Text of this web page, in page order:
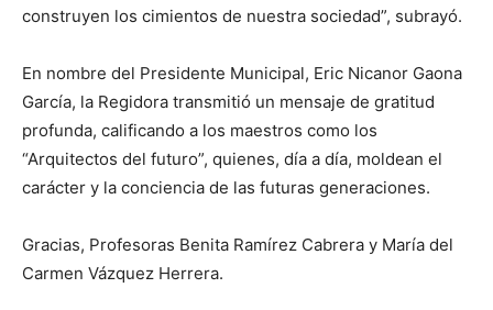
construyen los cimientos de nuestra sociedad”, subrayó.
En nombre del Presidente Municipal, Eric Nicanor Gaona
García, la Regidora transmitió un mensaje de gratitud
profunda, calificando a los maestros como los
“Arquitectos del futuro”, quienes, día a día, moldean el
carácter y la conciencia de las futuras generaciones.
Gracias, Profesoras Benita Ramírez Cabrera y María del
Carmen Vázquez Herrera.